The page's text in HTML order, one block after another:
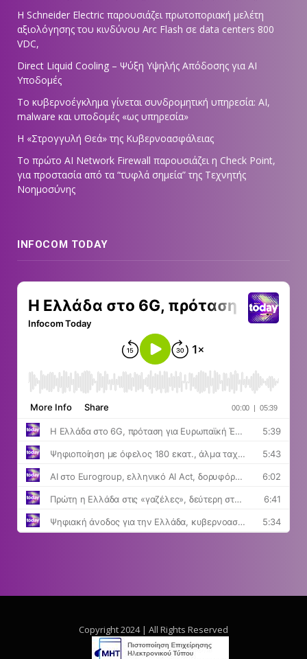
Η Schneider Electric παρουσιάζει πρωτοποριακή μελέτη
αξιολόγησης του κινδύνου Arc Flash σε data centers 800
VDC,
Direct Liquid Cooling – Ψύξη Υψηλής Απόδοσης για AI
Υποδομές
Το κυβερνοέγκλημα γίνεται συνδρομητική υπηρεσία: AI,
malware και υποδομές «ως υπηρεσία»
Η «Στρογγυλή Θεά» της Κυβερνοασφάλειας
Tο πρώτο AI Network Firewall παρουσιάζει η Check Point,
για προστασία από τα “τυφλά σημεία” της Τεχνητής
Νοημοσύνης
INFOCOM TODAY
Copyright 2024 | All Rights Reserved